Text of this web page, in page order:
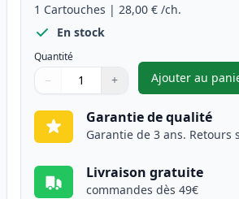
1 Cartouches | 28,00 € /ch.
En stock
Quantité
Quantité
Utilisez les boutons pour ajuster
− +
Quantité
Ajouter au
,
Garantie de qualité
Garantie de 3 ans. Retours
Livraison gratuite
commandes dès 49€